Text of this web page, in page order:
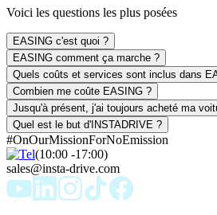
Voici les questions les plus posées
EASING c'est quoi ?
EASING comment ça marche ?
Quels coûts et services sont inclus dans
Combien me coûte EASING ?
Jusqu'à présent, j'ai toujours acheté ma
Quel est le but d'INSTADRIVE ?
#OnOurMissionForNoEmission
(10:00 -17:00)
sales@insta-drive.com